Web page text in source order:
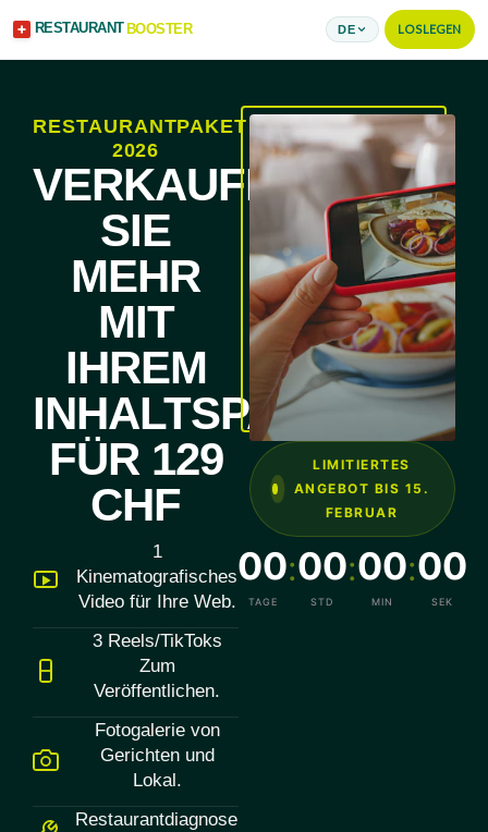
RESTAURANTBOOSTER DE LOSLEGEN
RESTAURANTPAKET
2026
VERKAUFEN
SIE
MEHR
MIT
IHREM
INHALTSPAKET
FÜR 129
CHF
1
Kinematografisches
Video für Ihre Web.
3 Reels/TikToks
Zum
Veröffentlichen.
Fotogalerie von
Gerichten und
Lokal.
Restaurantdiagnose
LIMITIERTES
ANGEBOT BIS 15.
FEBRUAR
00
TAGE
:00
STD
:00
MIN
:00
SEK